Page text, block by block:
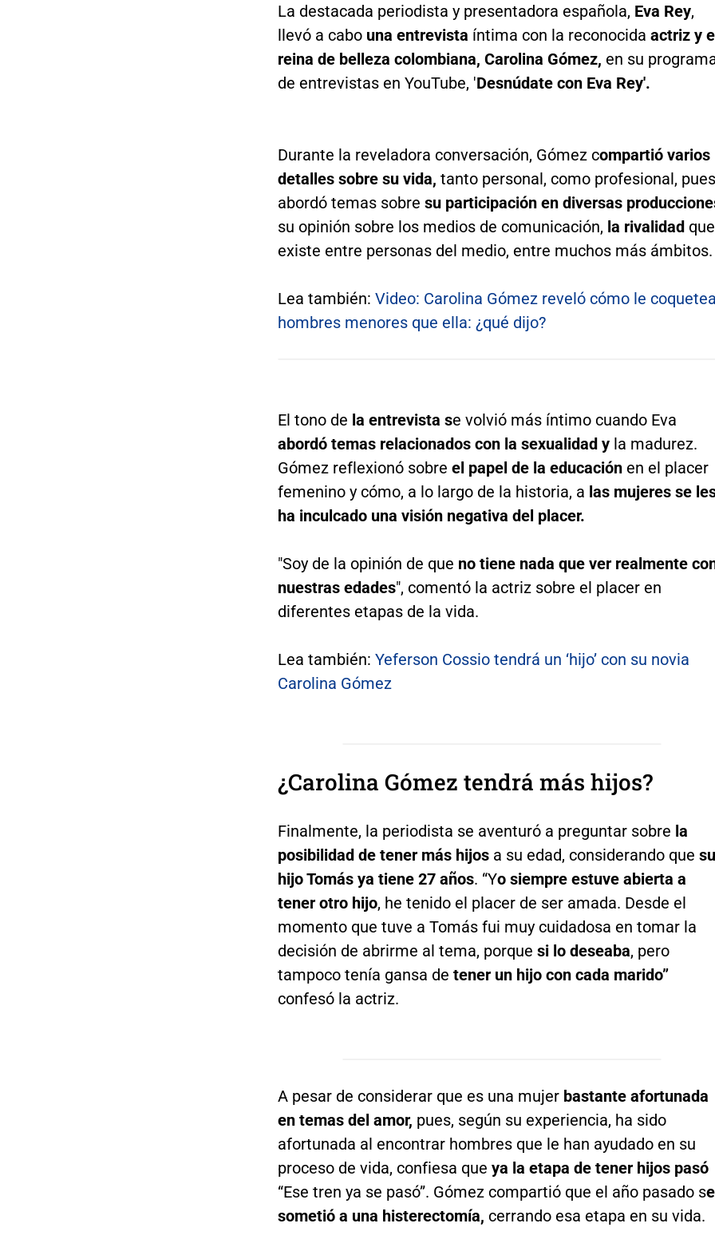
La destacada periodista y presentadora española, Eva Rey,
llevó a cabo una entrevista íntima con la reconocida actriz y
reina de belleza colombiana, Carolina Gómez, en su
de entrevistas en YouTube, 'Desnúdate con Eva Rey'.
Durante la reveladora conversación, Gómez compartió varios
detalles sobre su vida, tanto personal, como profesional, pues
abordó temas sobre su participación en diversas
su opinión sobre los medios de comunicación, la rivalidad que
existe entre personas del medio, entre muchos más ámbitos.
Lea también: Video: Carolina Gómez reveló cómo le
hombres menores que ella: ¿qué dijo?
El tono de la entrevista se volvió más íntimo cuando Eva
abordó temas relacionados con la sexualidad yla madurez.
Gómez reflexionó sobre el papel de la educación en el placer
femenino y cómo, a lo largo de la historia, a las mujeres se
ha inculcado una visión negativa del placer.
"Soy de la opinión de que no tiene nada que ver realmente
nuestras edades", comentó la actriz sobre el placer en
diferentes etapas de la vida.
Lea también: Yeferson Cossio tendrá un ‘hijo’ con su novia
Carolina Gómez
¿Carolina Gómez tendrá más hijos?
Finalmente, la periodista se aventuró a preguntar sobre la
posibilidad de tener más hijos a su edad, considerando que su
hijo Tomás ya tiene 27 años. “Yo siempre estuve abierta a
tener otro hijo, he tenido el placer de ser amada. Desde el
momento que tuve a Tomás fui muy cuidadosa en tomar la
decisión de abrirme al tema, porque si lo deseaba, pero
tampoco tenía gansa de tener un hijo con cada marido”
confesó la actriz.
A pesar de considerar que es una mujerbastante afortunada
en temas del amor, pues, según su experiencia, ha sido
afortunada al encontrar hombres que le han ayudado en su
proceso de vida, confiesa que ya la etapa de tener hijos pasó
“Ese tren ya se pasó”. Gómez compartió que el año pasado se
sometió a una histerectomía, cerrando esa etapa en su vida.